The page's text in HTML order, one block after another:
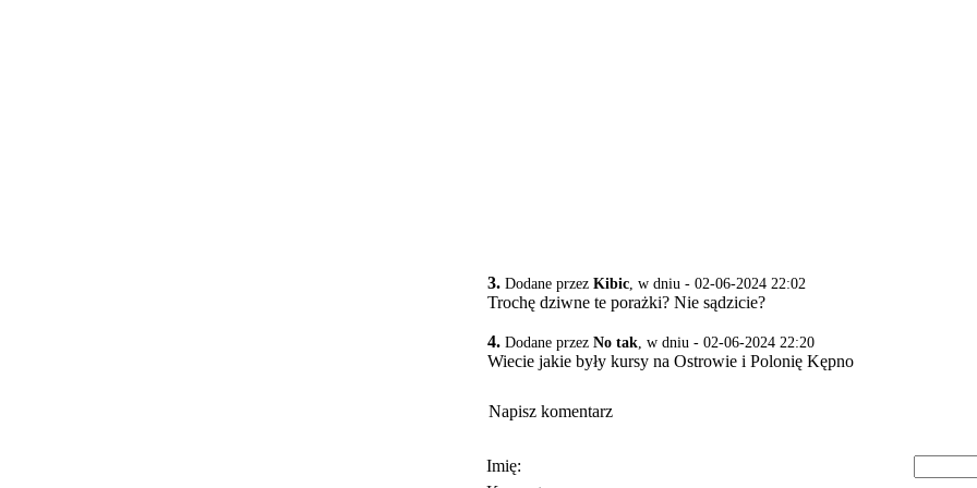
3. Dodane przez Kibic, w dniu - 02-06-2024 22:02
Trochę dziwne te porażki? Nie sądzicie?
4. Dodane przez No tak, w dniu - 02-06-2024 22:20
Wiecie jakie były kursy na Ostrowie i Polonię Kępno
Napisz komentarz
Imię: